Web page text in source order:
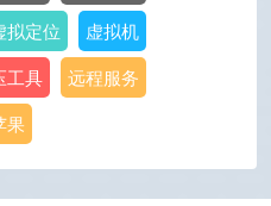
拟定位
虚拟机
工具
远程服务
果